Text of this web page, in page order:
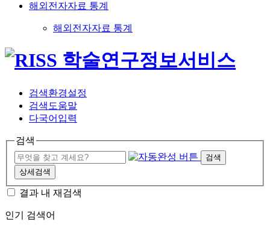
해외전자자료 통계
해외전자자료 통계
검색환경설정
검색도움말
다국어입력
검색
검색
상세검색
결과 내 재검색
인기 검색어